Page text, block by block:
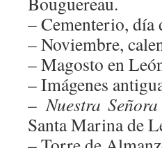
– Cementerio, día
– Noviembre,
– Magosto en
– Imágenes
–Nuestra
Santa Marina de